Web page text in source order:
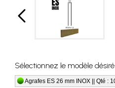
Sélectionnez le modèle
Agrafes ES 26 mm INOX || Qté :